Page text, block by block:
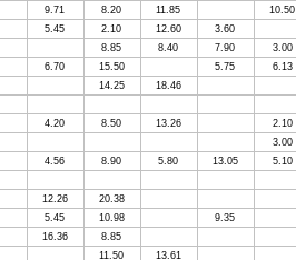
9.71 8.20 11.85
10.50
5.45 2.10 12.60
3.60
8.85 8.40 7.90
3.00
6.70 15.50 5.75
6.13
14.25
18.46
4.20 8.50 13.26
2.10
3.00
4.56 8.90 5.80 13.05
5.10
12.26
20.38
5.45 10.98
9.35
16.36
8.85
11.50 13.61